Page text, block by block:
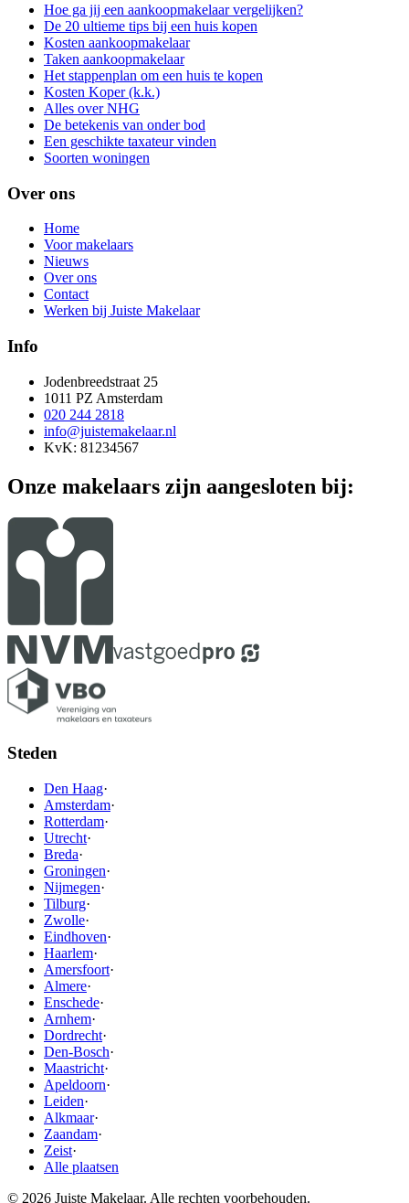
Hoe ga jij een aankoopmakelaar vergelijken?
De 20 ultieme tips bij een huis kopen
Kosten aankoopmakelaar
Taken aankoopmakelaar
Het stappenplan om een huis te kopen
Kosten Koper (k.k.)
Alles over NHG
De betekenis van onder bod
Een geschikte taxateur vinden
Soorten woningen
Over ons
Home
Voor makelaars
Nieuws
Over ons
Contact
Werken bij Juiste Makelaar
Info
Jodenbreedstraat 25
1011 PZ Amsterdam
020 244 2818
info@juistemakelaar.nl
KvK: 81234567
Onze makelaars zijn aangesloten bij:
Steden
Den Haag·
Amsterdam·
Rotterdam·
Utrecht·
Breda·
Groningen·
Nijmegen·
Tilburg·
Zwolle·
Eindhoven·
Haarlem·
Amersfoort·
Almere·
Enschede·
Arnhem·
Dordrecht·
Den-Bosch·
Maastricht·
Apeldoorn·
Leiden·
Alkmaar·
Zaandam·
Zeist·
Alle plaatsen
© 2026 Juiste Makelaar. Alle rechten voorbehouden.